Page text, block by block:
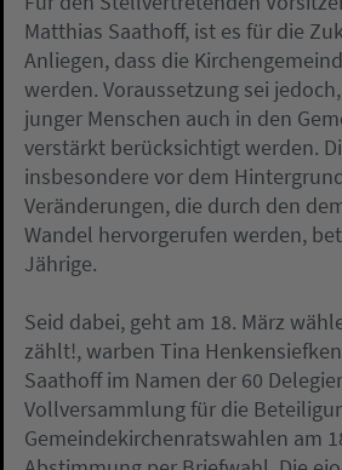
Matthias Saathoff, ist es für die
Anliegen, dass die
werden. Voraussetzung sei
junger Menschen auch in den
verstärkt berücksichtigt werden.
insbesondere vor dem
Veränderungen, die durch den
Wandel hervorgerufen werden,
Jährige.
Seid dabei, geht am 18. März
zählt!, warben Tina
Saathoff im Namen der 60
Vollversammlung für die
Gemeindekirchenratswahlen am